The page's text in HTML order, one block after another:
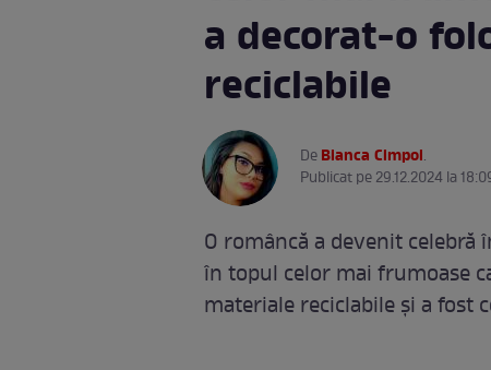
a decorat-o
reciclabile
DeBianca Cimpoi.
Publicat pe 29.12.2024 la
O româncă a devenit celebră
în topul celor mai frumoase
materiale reciclabile și a fost